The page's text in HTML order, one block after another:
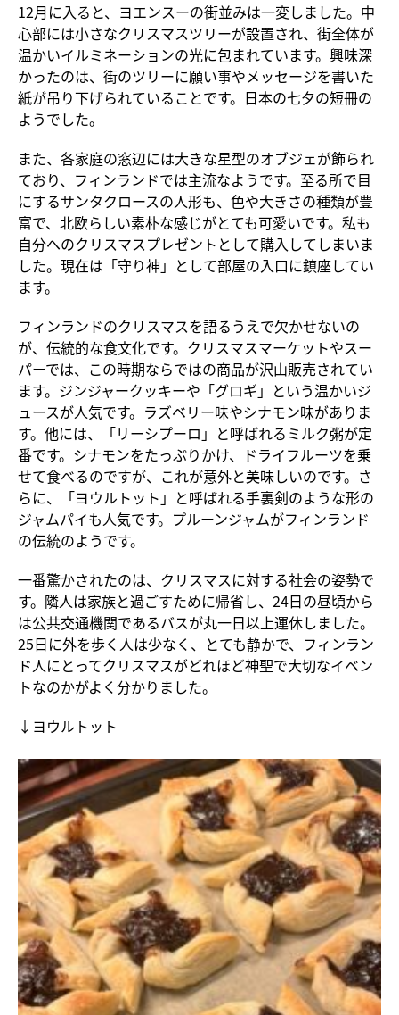
12月に入ると、ヨエンスーの街並みは一変しました。中
心部には小さなクリスマスツリーが設置され、街全体が
温かいイルミネーションの光に包まれています。興味深
かったのは、街のツリーに願い事やメッセージを書いた
紙が吊り下げられていることです。日本の七夕の短冊の
ようでした。
また、各家庭の窓辺には大きな星型のオブジェが飾られ
ており、フィンランドでは主流なようです。至る所で目
にするサンタクロースの人形も、色や大きさの種類が豊
富で、北欧らしい素朴な感じがとても可愛いです。私も
自分へのクリスマスプレゼントとして購入してしまいま
した。現在は「守り神」として部屋の入口に鎮座してい
ます。
フィンランドのクリスマスを語るうえで欠かせないの
が、伝統的な食文化です。クリスマスマーケットやスー
パーでは、この時期ならではの商品が沢山販売されてい
ます。ジンジャークッキーや「グロギ」という温かいジ
ュースが人気です。ラズベリー味やシナモン味がありま
す。他には、「リーシプーロ」と呼ばれるミルク粥が定
番です。シナモンをたっぷりかけ、ドライフルーツを乗
せて食べるのですが、これが意外と美味しいのです。さ
らに、「ヨウルトット」と呼ばれる手裏剣のような形の
ジャムパイも人気です。プルーンジャムがフィンランド
の伝統のようです。
一番驚かされたのは、クリスマスに対する社会の姿勢で
す。隣人は家族と過ごすために帰省し、24日の昼頃から
は公共交通機関であるバスが丸一日以上運休しました。
25日に外を歩く人は少なく、とても静かで、フィンラン
ド人にとってクリスマスがどれほど神聖で大切なイベン
トなのかがよく分かりました。
↓ヨウルトット